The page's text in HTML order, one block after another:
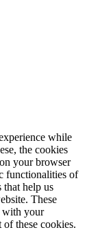
while
the cookies
your browser
functionalities of
that help us
These
with your
these cookies.